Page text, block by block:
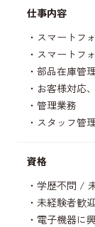
仕事内容
スマートフ
スマートフ
部品在庫管
お客様対応
管理業務
スタッフ管理
資格
学歴不問 /
未経験者歓迎
電子機器に